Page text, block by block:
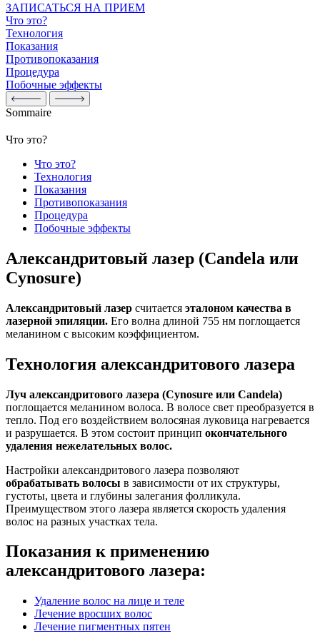
ЗАПИСАТЬСЯ НА ПРИЕМ
Что это?
Технология
Показания
Противопоказания
Процедура
Побочные эффекты
Sommaire
Что это?
Что это?
Технология
Показания
Противопоказания
Процедура
Побочные эффекты
Александритовый лазер (Candela или
Cynosure)
Александритовый лазер считается эталоном качества в
лазерной эпиляции. Его волна длиной 755 нм поглощается
меланином с высоким коэффициентом.
Технология александритового лазера
Луч александритового лазера (Cynosure или Candela)
поглощается меланином волоса. В волосе свет преобразуется в
тепло. Под его воздействием волосяная луковица нагревается
и разрушается. В этом состоит принцип окончательного
удаления нежелательных волос.
Настройки александритового лазера позволяют
обрабатывать волосы в зависимости от их структуры,
густоты, цвета и глубины залегания фолликула.
Преимуществом этого лазера является скорость удаления
волос на разных участках тела.
Показания к применению
александритового лазера:
Удаление волос на лице и теле
Лечение вросших волос
Лечение пигментных пятен